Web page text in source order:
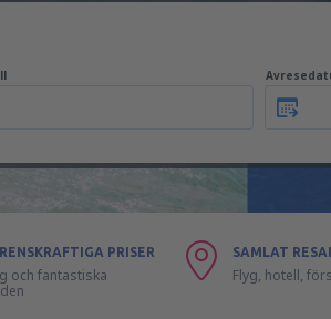
PRISER
och fantastiska
SAMLAT
Flyg, hotell,